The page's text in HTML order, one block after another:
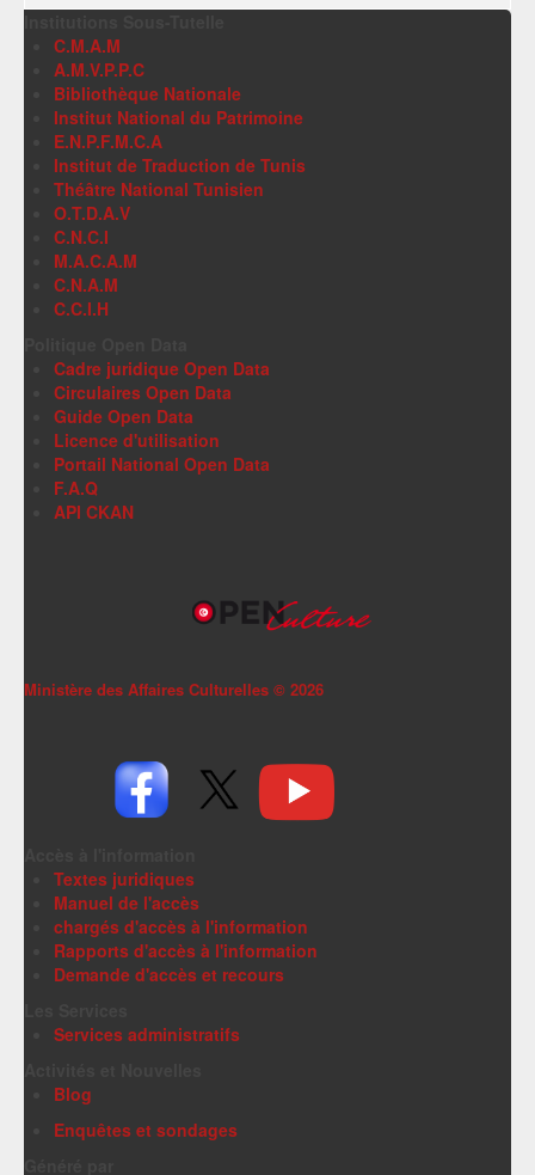
C.M.A.M
A.M.V.P.P.C
Bibliothèque Nationale
Institut National du Patrimoine
E.N.P.F.M.C.A
Institut de Traduction de Tunis
Théâtre National Tunisien
O.T.D.A.V
C.N.C.I
M.A.C.A.M
C.N.A.M
C.C.I.H
Cadre juridique Open Data
Circulaires Open Data
Guide Open Data
Licence d'utilisation
Portail National Open Data
F.A.Q
API CKAN
Ministère des Affaires Culturelles © 2026
Textes juridiques
Manuel de l'accès
chargés d'accès à l'information
Rapports d'accès à l'information
Demande d'accès et recours
Services administratifs
Blog
Enquêtes et sondages